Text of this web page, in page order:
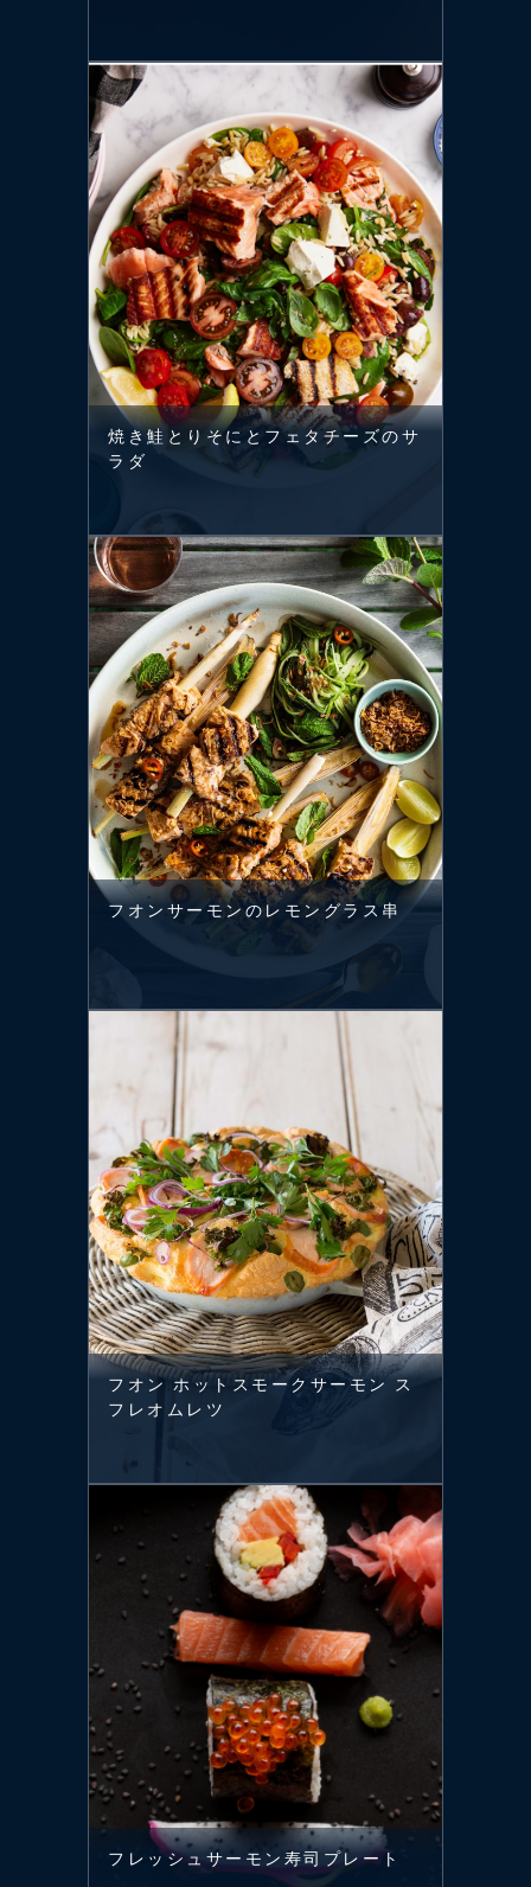
焼き鮭とりそにとフェタチーズのサ
ラダ
フオンサーモンのレモングラス串
フオン ホットスモークサーモン ス
フレオムレツ
フレッシュサーモン寿司プレート